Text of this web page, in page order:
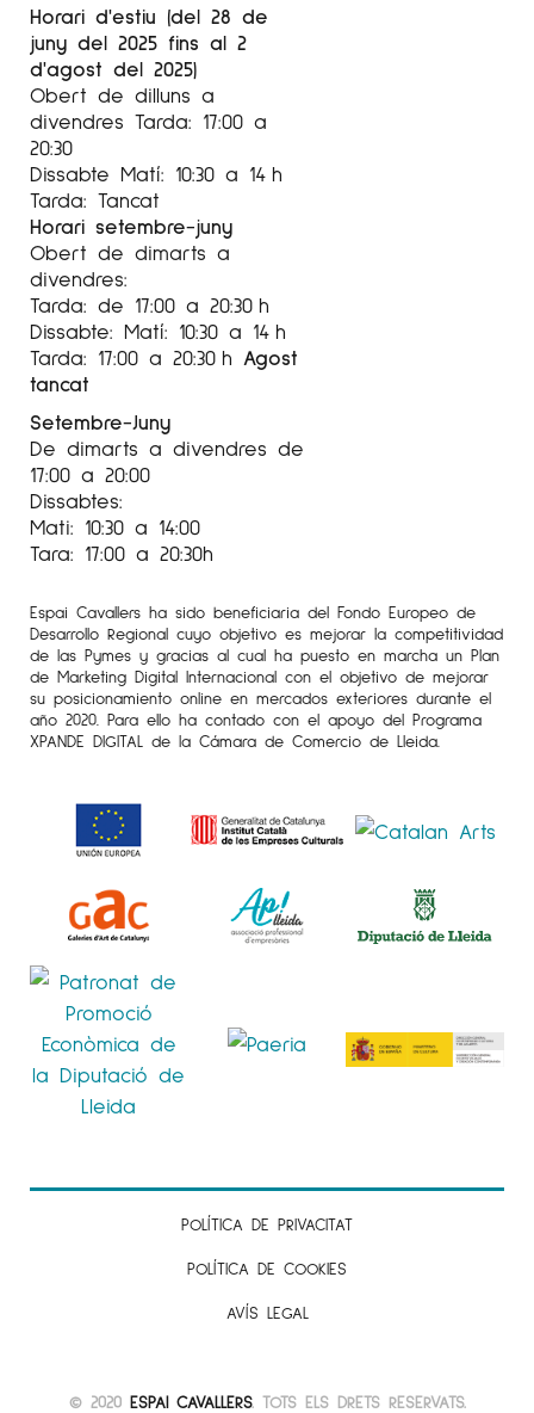
Horari d'estiu (del 28 de
juny del 2025 fins al 2
d'agost del 2025)
Obert de dilluns a
divendres Tarda: 17:00 a
20:30
Dissabte Matí: 10:30 a 14 h
Tarda: Tancat
Horari setembre-juny
Obert de dimarts a
divendres:
Tarda: de 17:00 a 20:30 h
Dissabte: Matí: 10:30 a 14 h
Tarda: 17:00 a 20:30 h Agost
tancat
Setembre-Juny
De dimarts a divendres de
17:00 a 20:00
Dissabtes:
Mati: 10:30 a 14:00
Tara: 17:00 a 20:30h
Espai Cavallers ha sido beneficiaria del Fondo Europeo de
Desarrollo Regional cuyo objetivo es mejorar la competitividad
de las Pymes y gracias al cual ha puesto en marcha un Plan
de Marketing Digital Internacional con el objetivo de mejorar
su posicionamiento online en mercados exteriores durante el
año 2020. Para ello ha contado con el apoyo del Programa
XPANDE DIGITAL de la Cámara de Comercio de Lleida.
POLÍTICA DE PRIVACITAT
POLÍTICA DE COOKIES
AVÍS LEGAL
© 2020 ESPAI CAVALLERS. TOTS ELS DRETS RESERVATS.